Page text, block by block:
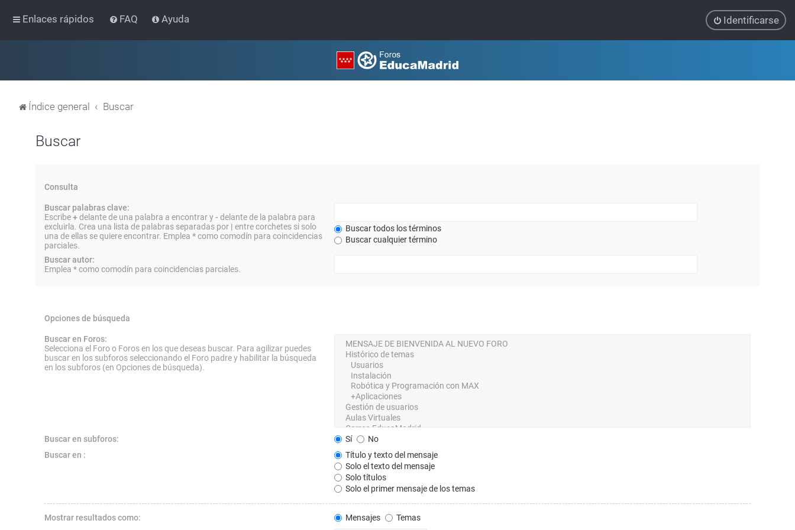
Enlaces rápidos FAQ Ayuda Identificarse
Índice general Buscar
Buscar
Consulta
Buscar palabras clave:
Escribe+delante de una palabra a encontrar y- delante de la palabra para
excluirla. Crea una lista de palabras separadas por | entre corchetes si solo
una de ellas se quiere encontrar. Emplea *como comodín para coincidencias
parciales.
Buscar todos los términos
Buscar cualquier término
Buscar autor:
Emplea * como comodín para coincidencias parciales.
Opciones de búsqueda
Buscar en Foros:
Selecciona el Foro o Foros en los que deseas buscar. Para agilizar puedes
buscar en los subforos seleccionando el Foro padre y habilitar la búsqueda
en los subforos (en Opciones de búsqueda).
Buscar en subforos: Sí
No
Buscar en :
Título y texto del mensaje
Solo el texto del mensaje
Solo títulos
Solo el primer mensaje de los temas
Mostrar resultados como: Mensajes
Temas